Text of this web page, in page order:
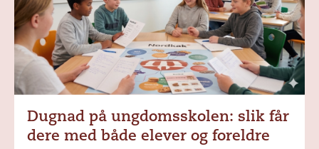
Dugnad på ungdomsskolen: slik får
dere med både elever og foreldre